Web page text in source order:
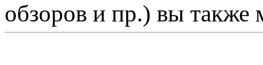
обзоров и пр.) вы также